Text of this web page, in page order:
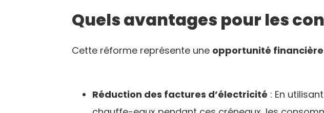
Quels avantages pour les
Cette réforme représente une opportunité financière
Réduction des factures d’électricité : En